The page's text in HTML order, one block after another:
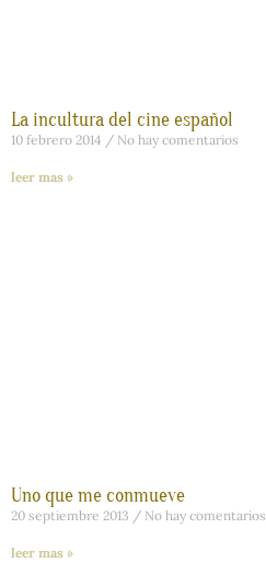
La incultura del cine español
10 febrero 2014 No hay comentarios
leer mas »
Uno que me conmueve
20 septiembre 2013 No hay comentarios
leer mas »